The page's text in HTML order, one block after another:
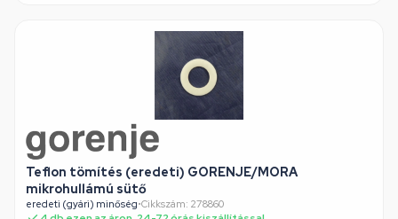
Teflon tömítés (eredeti) GORENJE/MORA
mikrohullámú sütő
eredeti (gyári) minőség•Cikkszám: 278860